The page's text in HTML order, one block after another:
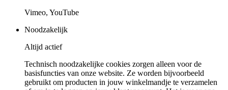
Vimeo, YouTube
Noodzakelijk
Altijd actief
Technisch noodzakelijke cookies zorgen alleen voor de
basisfuncties van onze website. Ze worden bijvoorbeeld
gebruikt om producten in jouw winkelmandje te verzamelen